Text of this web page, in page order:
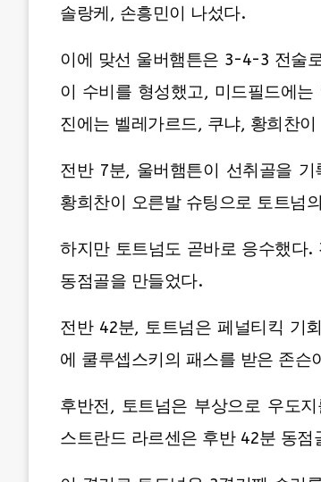
솔랑케, 손흥민이 나섰다.
이에 맞선 울버햄튼은 3-4-3 전술
이 수비를 형성했고, 미드필드에
진에는 벨레가르드, 쿠냐, 황희찬이
전반 7분, 울버햄튼이 선취골을
황희찬이 오른발 슈팅으로 토트넘
하지만 토트넘도 곧바로 응수했다
동점골을 만들었다.
전반 42분, 토트넘은 페널티킥 기
에 쿨루셉스키의 패스를 받은 존
후반전, 토트넘은 부상으로 우도
스트란드 라르센은 후반 42분 동점